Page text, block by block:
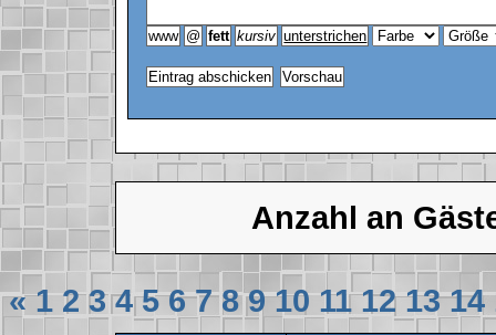
Anzahl an
« 1 2 3 4 5 6 7 8 9 10 11 12 13 14